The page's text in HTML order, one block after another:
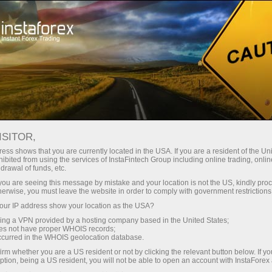
З InstaForex ви отримуєте доступ
можливостей: кредитне плече до
1:5000, одні з найкращих
спредів та комісій на ринку, а
також привабливі умови для
торгівлі акціями та індексами
Мінімальні спреди - максимум
Бонус 30% на кожен депозит
Швидкість
у трейдингу і на трасі
shows that you are currently located in the USA. If you are a resident of the
from using the services of InstaFintech Group including online trading,
of funds, etc.
are seeing this message by mistake and your location is not the US, kindly
you must leave the website in order to comply with government
IP address show your location as the USA?
a VPN provided by a hosting company based in the United States;
not have proper WHOIS records;
in the WHOIS geolocation database.
whether you are a US resident or not by clicking the relevant button below. If
being a US resident, you will not be able to open an account with InstaForex